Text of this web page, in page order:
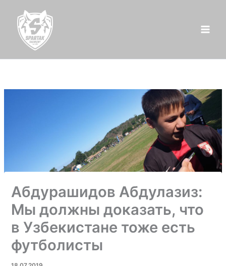
содержимому
Абдурашидов Абдулазиз:
Мы должны доказать, что
в Узбекистане тоже есть
футболисты